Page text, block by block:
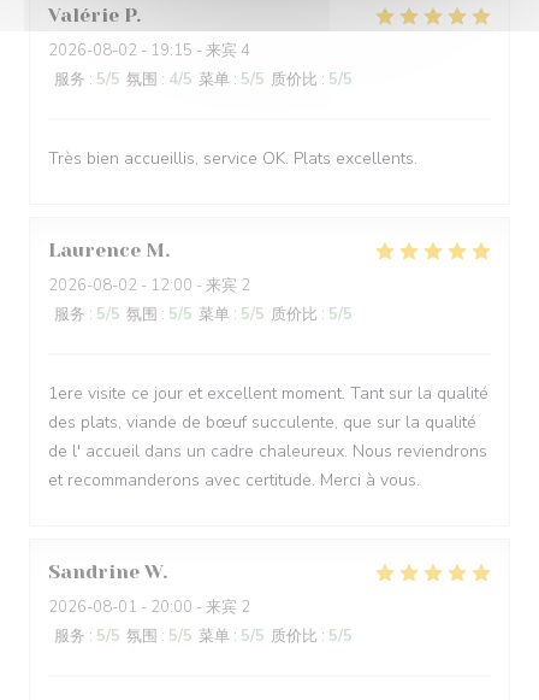
Valérie P
2026-08-02 - 19:15 - 来宾 4
服务 : 5/5 氛围 : 4/5 菜单 : 5/5 质价比 : 5/5
Très bien accueillis, service OK. Plats excellents.
Laurence M
2026-08-02 - 12:00 - 来宾 2
服务 : 5/5 氛围 : 5/5 菜单 : 5/5 质价比 : 5/5
1ere visite ce jour et excellent moment. Tant sur la qualité
des plats, viande de bœuf succulente, que sur la qualité
de l' accueil dans un cadre chaleureux. Nous reviendrons
et recommanderons avec certitude. Merci à vous.
Sandrine W
2026-08-01 - 20:00 - 来宾 2
服务 : 5/5 氛围 : 5/5 菜单 : 5/5 质价比 : 5/5